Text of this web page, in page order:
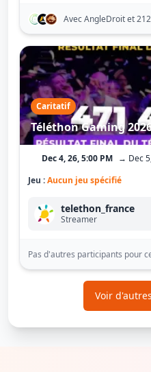
Avec AngleDroitet
Caritatif
Téléthon Gaming
Dec 4, 26, 5:00 PM → Dec
Jeu :Aucun jeu spécifié
telethon_france
Streamer
Pas d'autres participants pour
Voir